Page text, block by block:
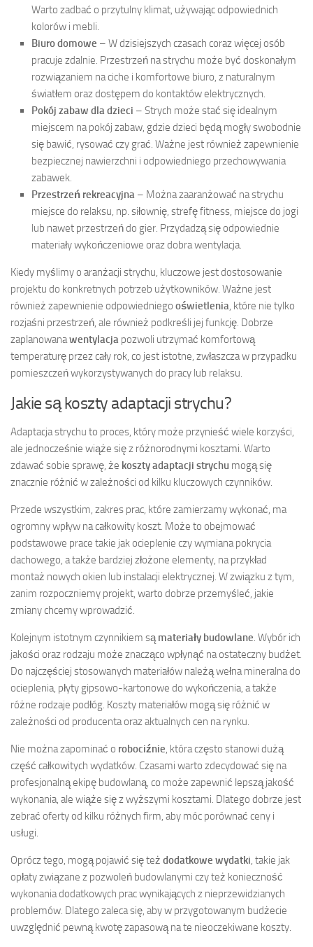
Warto zadbać o przytulny klimat, używając odpowiednich
kolorów i mebli.
Biuro domowe – W dzisiejszych czasach coraz więcej osób
pracuje zdalnie. Przestrzeń na strychu może być doskonałym
rozwiązaniem na ciche i komfortowe biuro, z naturalnym
światłem oraz dostępem do kontaktów elektrycznych.
Pokój zabaw dla dzieci – Strych może stać się idealnym
miejscem na pokój zabaw, gdzie dzieci będą mogły swobodnie
się bawić, rysować czy grać. Ważne jest również zapewnienie
bezpiecznej nawierzchni i odpowiedniego przechowywania
zabawek.
Przestrzeń rekreacyjna – Można zaaranżować na strychu
miejsce do relaksu, np. siłownię, strefę fitness, miejsce do jogi
lub nawet przestrzeń do gier. Przydadzą się odpowiednie
materiały wykończeniowe oraz dobra wentylacja.
Kiedy myślimy o aranżacji strychu, kluczowe jest dostosowanie
projektu do konkretnych potrzeb użytkowników. Ważne jest
również zapewnienie odpowiedniego oświetlenia, które nie tylko
rozjaśni przestrzeń, ale również podkreśli jej funkcję. Dobrze
zaplanowanawentylacja pozwoli utrzymać komfortową
temperaturę przez cały rok, co jest istotne, zwłaszcza w przypadku
pomieszczeń wykorzystywanych do pracy lub relaksu.
Jakie są koszty adaptacji strychu?
Adaptacja strychu to proces, który może przynieść wiele korzyści,
ale jednocześnie wiąże się z różnorodnymi kosztami. Warto
zdawać sobie sprawę, że koszty adaptacji strychu mogą się
znacznie różnić w zależności od kilku kluczowych czynników.
Przede wszystkim, zakres prac, które zamierzamy wykonać, ma
ogromny wpływ na całkowity koszt. Może to obejmować
podstawowe prace takie jak ocieplenie czy wymiana pokrycia
dachowego, a także bardziej złożone elementy, na przykład
montaż nowych okien lub instalacji elektrycznej. W związku z tym,
zanim rozpoczniemy projekt, warto dobrze przemyśleć, jakie
zmiany chcemy wprowadzić.
Kolejnym istotnym czynnikiem sąmateriały budowlane. Wybór ich
jakości oraz rodzaju może znacząco wpłynąć na ostateczny budżet.
Do najczęściej stosowanych materiałów należą wełna mineralna do
ocieplenia, płyty gipsowo-kartonowe do wykończenia, a także
różne rodzaje podłóg. Koszty materiałów mogą się różnić w
zależności od producenta oraz aktualnych cen na rynku.
Nie można zapominać o robociźnie, która często stanowi dużą
część całkowitych wydatków. Czasami warto zdecydować się na
profesjonalną ekipę budowlaną, co może zapewnić lepszą jakość
wykonania, ale wiąże się z wyższymi kosztami. Dlatego dobrze jest
zebrać oferty od kilku różnych firm, aby móc porównać ceny i
usługi.
Oprócz tego, mogą pojawić się też dodatkowe wydatki, takie jak
opłaty związane z pozwoleń budowlanymi czy też konieczność
wykonania dodatkowych prac wynikających z nieprzewidzianych
problemów. Dlatego zaleca się, aby w przygotowanym budżecie
uwzględnić pewną kwotę zapasową na te nieoczekiwane koszty.